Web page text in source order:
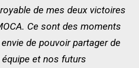
de mes deux victoires
Ce sont des moments
envie de pouvoir partager de
et nos futurs